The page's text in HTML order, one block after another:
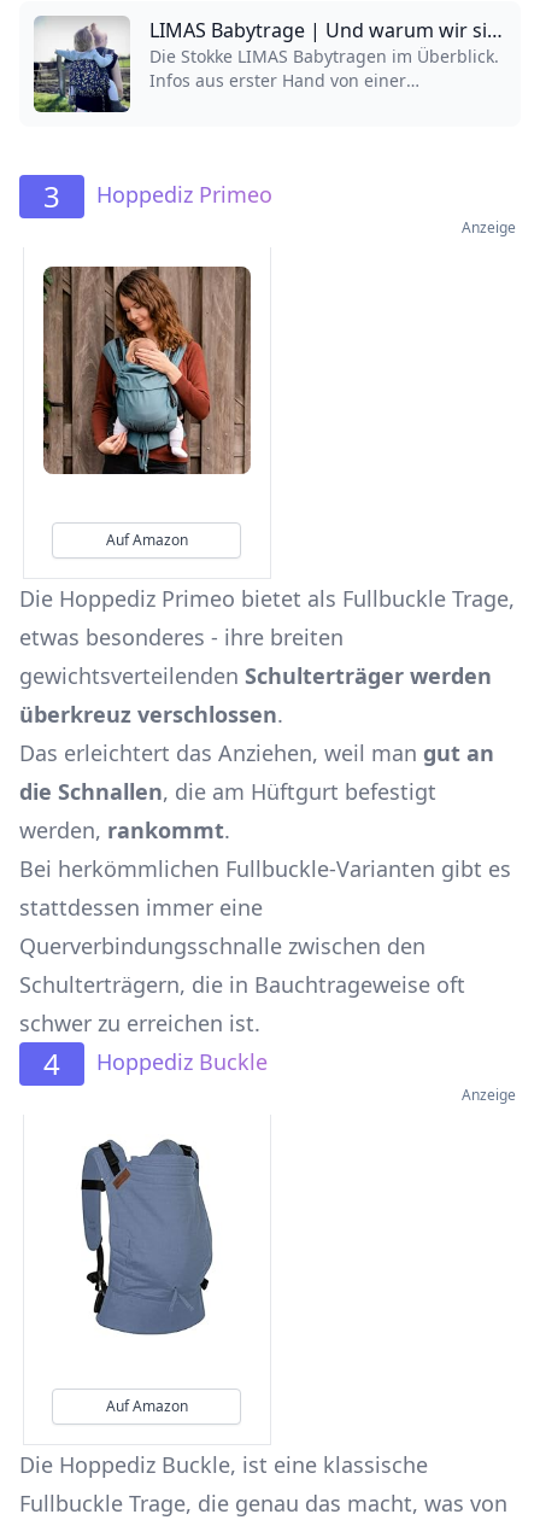
LIMAS Babytrage | Und warum wir sie empfehlen!
Die Stokke LIMAS Babytragen im Überblick.
Infos aus erster Hand von einer
3 Hoppediz Primeo
Anzeige
Auf Amazon
Die Hoppediz Primeo bietet als Fullbuckle Trage,
etwas besonderes - ihre breiten
gewichtsverteilenden Schulterträger werden
überkreuz verschlossen.
Das erleichtert das Anziehen, weil man gut an
die Schnallen, die am Hüftgurt befestigt
werden, rankommt.
Bei herkömmlichen Fullbuckle-Varianten gibt es
stattdessen immer eine
Querverbindungsschnalle zwischen den
Schulterträgern, die in Bauchtrageweise oft
schwer zu erreichen ist.
4 Hoppediz Buckle
Anzeige
Auf Amazon
Die Hoppediz Buckle, ist eine klassische
Fullbuckle Trage, die genau das macht, was von